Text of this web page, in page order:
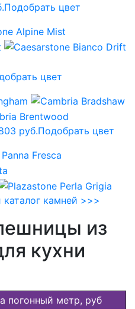
Подобрать цвет
цвет
руб.Подобрать цвет
камней >>>
из
кухни
погонный метр, руб